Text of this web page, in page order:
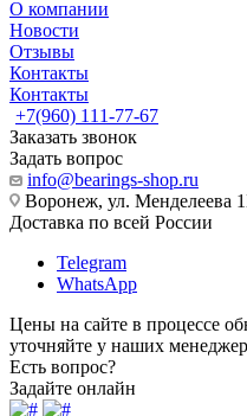
О компании
Новости
Отзывы
Контакты
Контакты
+7(960) 111-77-67
Заказать звонок
Задать вопрос
info@bearings-shop.ru
Воронеж, ул. Менделеева
Доставка по всей России
Telegram
WhatsApp
Цены на сайте в процессе
уточняйте у наших
Есть вопрос?
Задайте онлайн